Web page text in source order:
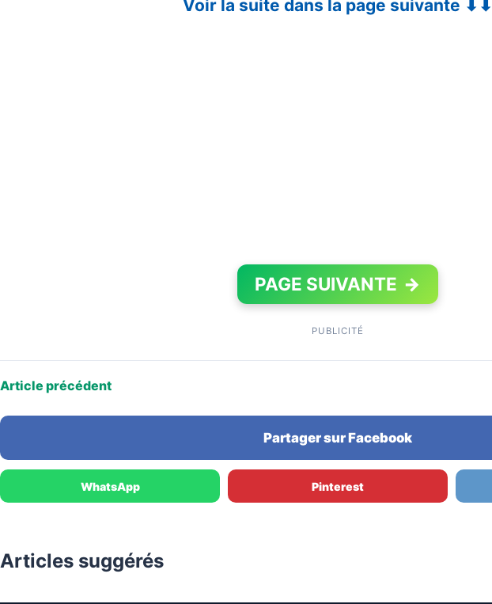
Voir la suite dans la page suivante ⬇⬇
PAGE SUIVANTE →
PUBLICITÉ
Article précédent
Partager sur Facebook
WhatsApp Pinterest
Articles suggérés